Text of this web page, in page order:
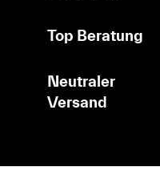
Top Beratung
Neutraler
Versand